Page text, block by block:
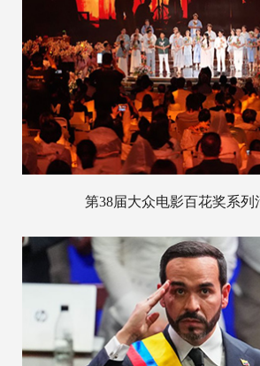
第38届大众电影百花奖系列